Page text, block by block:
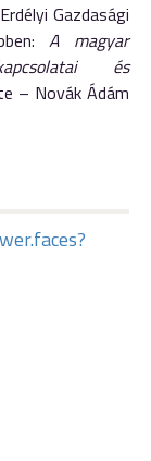
Gazdasági
A magyar
és
– Novák Ádám